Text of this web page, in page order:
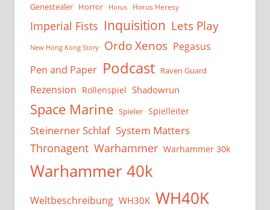
Genestealer Horror Horus Horus Heresy
Imperial Fists Inquisition Lets Play
New Hong Kong Story Ordo Xenos Pegasus
Pen and Paper Podcast Raven Guard
Rezension Rollenspiel Shadowrun
Space Marine Spieler Spielleiter
Steinerner Schlaf System Matters
Thronagent Warhammer Warhammer 30k
Warhammer 40k
Weltbeschreibung WH30K WH40K